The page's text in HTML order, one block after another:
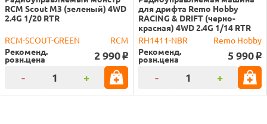
RCM Scout M3 (зеленый) 4WD
2.4G 1/20 RTR
RCM-SCOUT-GREEN
RCM
Рекоменд.
розн.цена 2 990 o
- +
для дрифта Remo Hobby
RACING & DRIFT (черно-
красная) 4WD 2.4G 1/14 RTR
RH1411-NBR
Remo Hobby
Рекоменд.
розн.цена 5 990 o
- +